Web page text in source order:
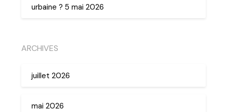
urbaine ? 5 mai 2026
ARCHIVES
juillet 2026
mai 2026